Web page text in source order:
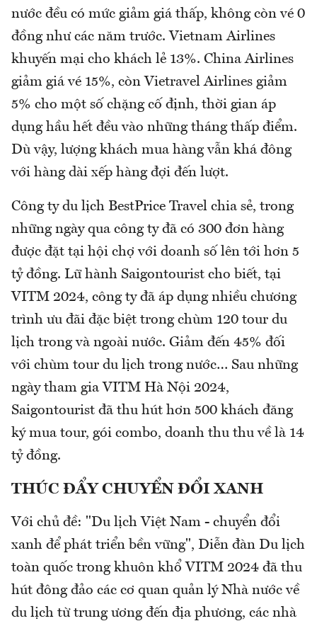
nước đều có mức giảm giá thấp, không còn vé 0
đồng như các năm trước. Vietnam Airlines
khuyến mại cho khách lẻ 13%. China Airlines
giảm giá vé 15%, còn Vietravel Airlines giảm
5% cho một số chặng cố định, thời gian áp
dụng hầu hết đều vào những tháng thấp điểm.
Dù vậy, lượng khách mua hàng vẫn khá đông
với hàng dài xếp hàng đợi đến lượt.
Công ty du lịch BestPrice Travel chia sẻ, trong
những ngày qua công ty đã có 300 đơn hàng
được đặt tại hội chợ với doanh số lên tới hơn 5
tỷ đồng. Lữ hành Saigontourist cho biết, tại
VITM 2024, công ty đã áp dụng nhiều chương
trình ưu đãi đặc biệt trong chùm 120 tour du
lịch trong và ngoài nước. Giảm đến 45% đối
với chùm tour du lịch trong nước… Sau những
ngày tham gia VITM Hà Nội 2024,
Saigontourist đã thu hút hơn 500 khách đăng
ký mua tour, gói combo, doanh thu thu về là 14
tỷ đồng.
THÚC ĐẨY CHUYỂN ĐỔI XANH
Với chủ đề: "Du lịch Việt Nam - chuyển đổi
xanh để phát triển bền vững", Diễn đàn Du lịch
toàn quốc trong khuôn khổ VITM 2024 đã thu
hút đông đảo các cơ quan quản lý Nhà nước về
du lịch từ trung ương đến địa phương, các nhà